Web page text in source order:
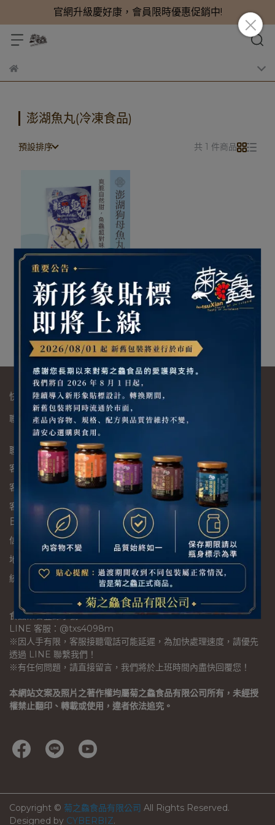
官網升級慶好康，會員限時優惠促銷中!
澎湖魚丸(冷凍食品)
預設排序 共 1 件商品
澎湖狗母魚丸300公克
NT$130
加入購物車
快速連結
聯絡我們 ( 歡迎OEM / ODM ) 退換貨須知 隱私政策
聯絡資訊
客服專線：06-9951551
客服傳真：06-9951552
客服時間：禮拜一~禮拜五 9:00~17:00 ( 人事行政局公告之假
日公休 )
信箱：jtxservice@jutsuxian.com.tw
地址：88055澎湖縣馬公市鎖港里鎖管港1062號
統一編號：28133207
食品業者登錄字號：X-128133207-000007
LINE 客服：@txs4098m
※因人手有限，客服接聽電話可能延遲，為加快處理速度，請優先
透過 LINE 聯繫我們！
※有任何問題，請直接留言，我們將於上班時間內盡快回覆您！
本網站文案及照片之著作權均屬菊之鱻食品有限公司所有，未經授
權禁止翻印、轉載或使用，違者依法追究。
Copyright © 菊之鱻食品有限公司 All Rights Reserved.
Designed by CYBERBIZ.